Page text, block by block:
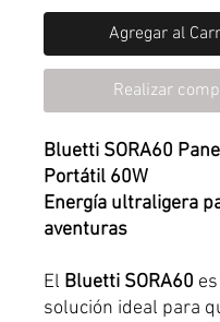
Agregar al
Realizar
Bluetti SORA60
Portátil 60W
Energía ultraligera
aventuras
El Bluetti SORA60
solución ideal para